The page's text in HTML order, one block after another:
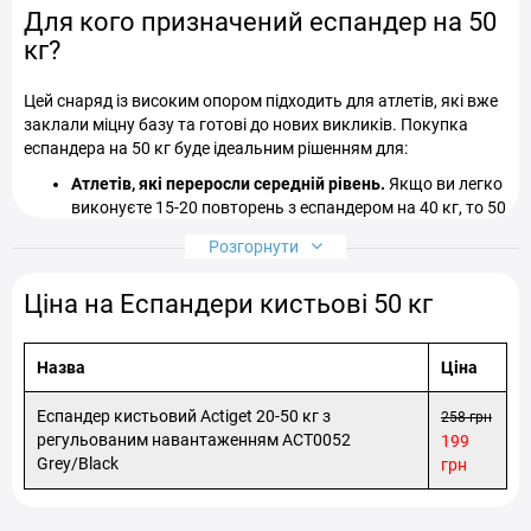
Для кого призначений еспандер на 50
кг?
Цей снаряд із високим опором підходить для атлетів, які вже
заклали міцну базу та готові до нових викликів. Покупка
еспандера на 50 кг буде ідеальним рішенням для:
Атлетів, які переросли середній рівень. Якщо ви легко
виконуєте 15-20 повторень з еспандером на 40 кг, то 50
прогресу.
скелелазів, армрестлерів та пауерліфтерів, де сила
незамінний робочий інструмент.
Тих, хто цілеспрямовано працює над масою
передпліч.Такий опір створює потужний стимул для
гіпертрофії, роблячи руки більш об'ємними та
сильними.
Чоловіків, які прагнуть розвинути по-справжньому
міцний потиск рукі функціональну силу, корисну як у
Розгорнути
Ціна на Еспандери кистьові 50 кг
Назва Ціна
Еспандер кистьовий Actiget 20-50 кг з
регульованим навантаженням ACT0052
Grey/Black
258 грн
199
грн